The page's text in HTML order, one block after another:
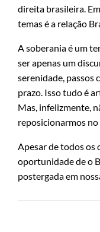
direita brasileira.
temas é a relação
A soberania é um
ser apenas um
serenidade, passos
prazo. Isso tudo é
Mas, infelizmente,
reposicionarmos
Apesar de todos os
oportunidade de o
postergada em